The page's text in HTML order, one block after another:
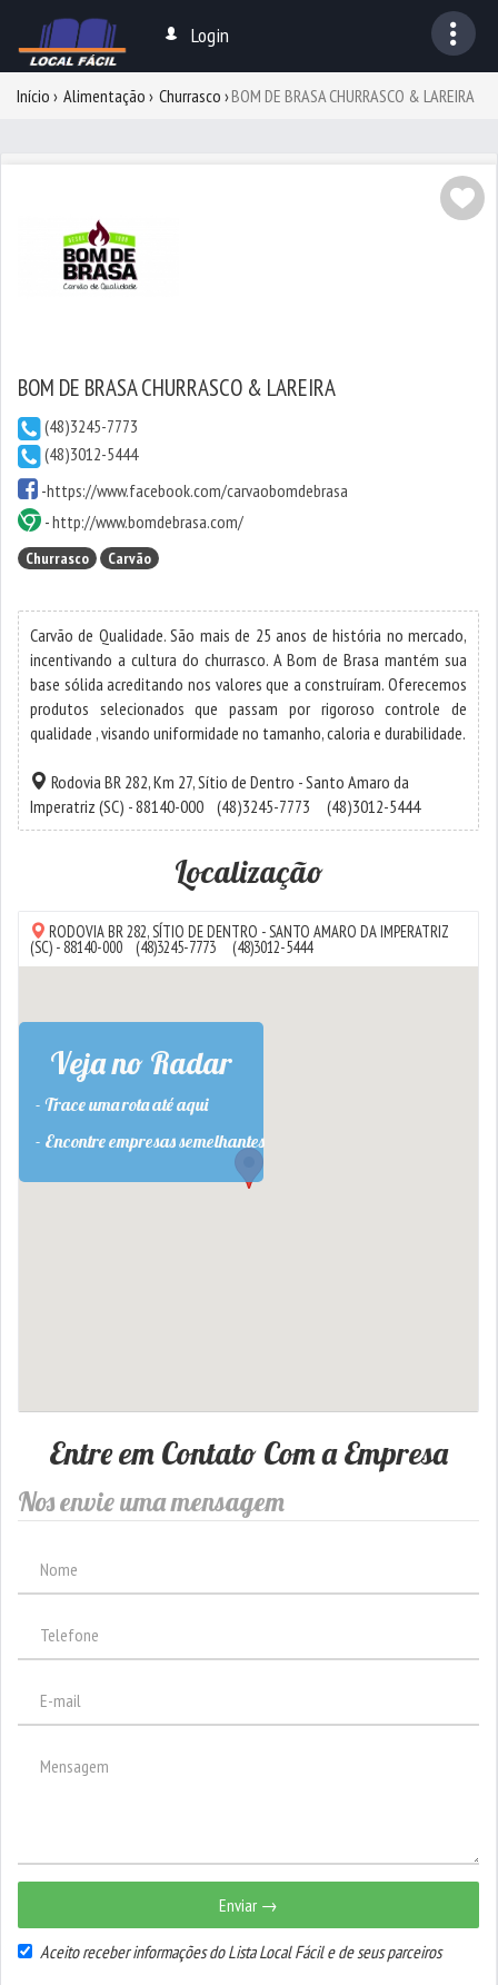
Login
Início Alimentação Churrasco BOM DE BRASA CHURRASCO & LAREIRA
BOM DE BRASA CHURRASCO & LAREIRA
(48)3245-7773
(48)3012-5444
-https://www.facebook.com/carvaobomdebrasa
-http://www.bomdebrasa.com/
Churrasco Carvão
Carvão de Qualidade. São mais de 25 anos de história no mercado,
incentivando a cultura do churrasco. A Bom de Brasa mantém sua
base sólida acreditando nos valores que a construíram. Oferecemos
produtos selecionados que passam por rigoroso controle de
qualidade , visando uniformidade no tamanho, caloria e durabilidade.
Rodovia BR 282, Km 27,Sítio de Dentro -Santo Amaro da
Imperatriz (SC) - 88140-000 (48)3245-7773 (48)3012-5444
Localização
RODOVIA BR 282,SÍTIO DE DENTRO -SANTO AMARO DA IMPERATRIZ
(SC) - 88140-000 (48)3245-7773 (48)3012-5444
Veja no Radar
- Trace uma rota até aqui
- Encontre empresas semelhantes
Entre em Contato Com a Empresa
Nos envie uma mensagem
Enviar →
Aceito receber informações do Lista Local Fácil e de seus parceiros